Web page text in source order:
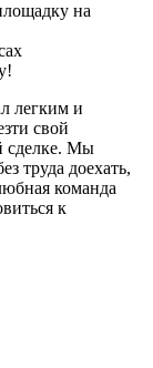
на
легким и
свой
сделке. Мы
труда доехать,
команда
к